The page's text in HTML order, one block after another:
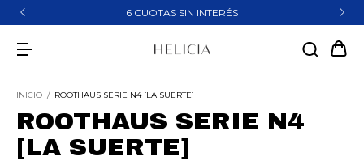
6 CUOTAS SIN INTERÉS
INICIO / ROOTHAUS SERIE N4 [LA SUERTE]
ROOTHAUS SERIE N4
[LA SUERTE]